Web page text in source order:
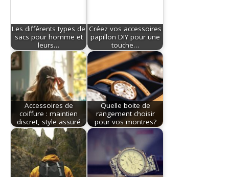
Les différents types de
sacs pour homme et
leurs…
Créez vos accessoires
papillon DIY pour une
touche…
Accessoires de
coiffure : maintien
discret, style assuré
Quelle boite de
rangement choisir
pour vos montres?